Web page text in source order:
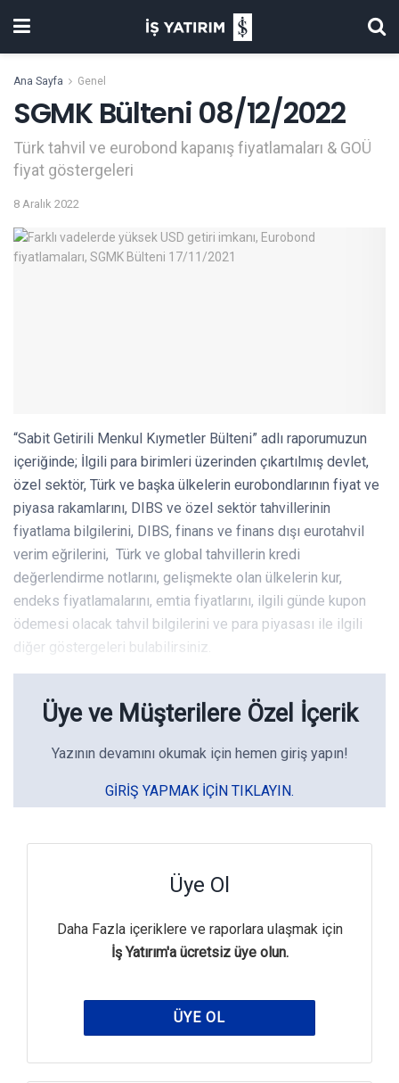
Ana Sayfa Genel
SGMK Bülteni 08/12/2022
Türk tahvil ve eurobond kapanış fiyatlamaları & GOÜ
fiyat göstergeleri
8 Aralık 2022
“Sabit Getirili Menkul Kıymetler Bülteni” adlı raporumuzun
içeriğinde; İlgili para birimleri üzerinden çıkartılmış devlet,
özel sektör, Türk ve başka ülkelerin eurobondlarının fiyat ve
piyasa rakamlarını, DIBS ve özel sektör tahvillerinin
fiyatlama bilgilerini, DIBS, finans ve finans dışı eurotahvil
verim eğrilerini, Türk ve global tahvillerin kredi
değerlendirme notlarını, gelişmekte olan ülkelerin kur,
endeks fiyatlamalarını, emtia fiyatlarını, ilgili günde kupon
ödemesi olacak tahvil bilgilerini ve para piyasası ile ilgili
diğer göstergeleri bulabilirsiniz.
Üye ve Müşterilere Özel İçerik
Yazının devamını okumak için hemen giriş yapın!
GIRIŞ YAPMAK IÇIN TIKLAYIN.
Üye Ol
Daha Fazla içeriklere ve raporlara ulaşmak için
İş Yatırım'a ücretsiz üye olun.
ÜYE OL